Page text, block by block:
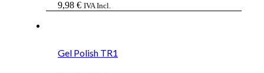
9,98 € IVA Incl.
Gel Polish TR1